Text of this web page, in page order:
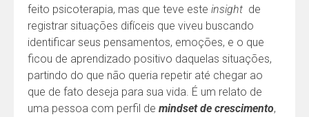
feito psicoterapia, mas que teve este insight de
registrar situações difíceis que viveu buscando
identificar seus pensamentos, emoções, e o que
ficou de aprendizado positivo daquelas situações,
partindo do que não queria repetir até chegar ao
que de fato deseja para sua vida. É um relato de
uma pessoa com perfil de mindset de crescimento,